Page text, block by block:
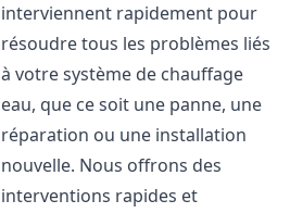
interviennent rapidement pour
résoudre tous les problèmes liés
à votre système de chauffage
eau, que ce soit une panne, une
réparation ou une installation
nouvelle. Nous offrons des
interventions rapides et